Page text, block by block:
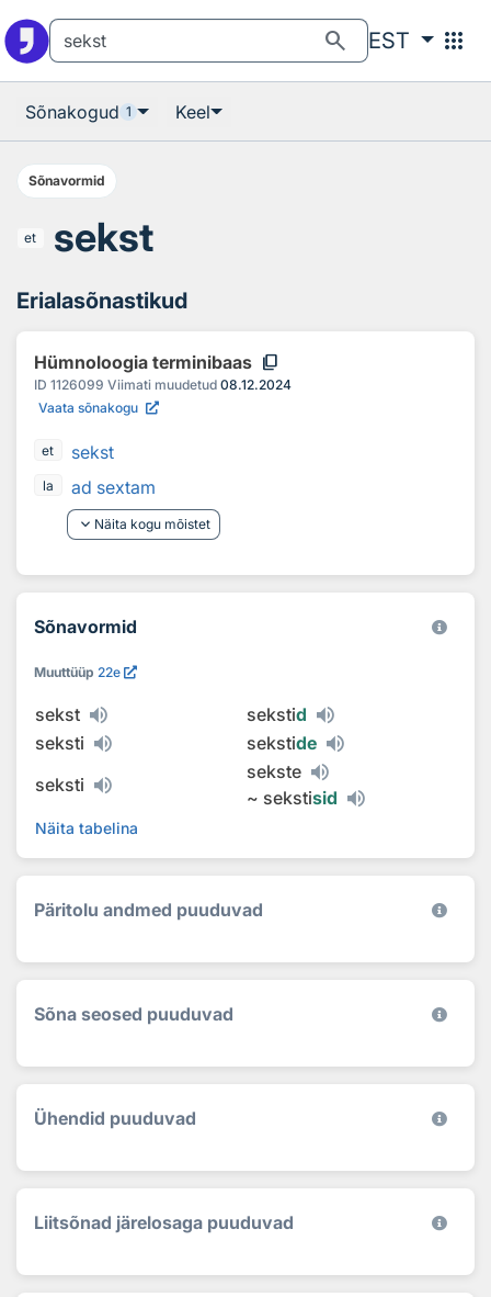
search EST apps
Sõnakogud 1 Keel
Sõnavormid
et sekst
Erialasõnastikud
Hümnoloogia terminibaas content_copy
ID 1126099 Viimati muudetud 08.12.2024
Vaata sõnakogu
et sekst
la
ad sextam
keyboard_arrow_down Näita kogu mõistet
Sõnavormid
Muuttüüp 22e
sekst sekstid
seksti
sekstide
seksti
sekste
~ sekstisid
Näita tabelina
Päritolu andmed puuduvad
Sõna seosed puuduvad
Ühendid puuduvad
Liitsõnad järelosaga puuduvad